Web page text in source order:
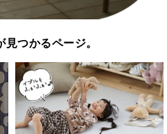
つかるページ。